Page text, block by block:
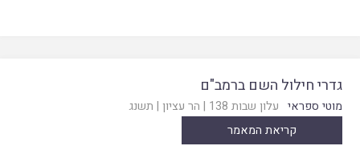
גדרי חילול השם ברמב"ם
מוטי ספראי עלון שבות 138 | הר עציון | תשנג
קריאת המאמר